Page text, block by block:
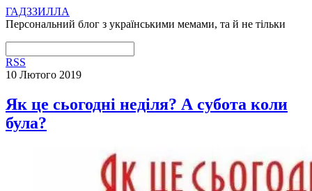
ГАДЗЗИЛЛА
Персональний блог з українськими мемами, та й не тільки
RSS
10 Лютого 2019
Як це сьогодні неділя? А субота коли
була?